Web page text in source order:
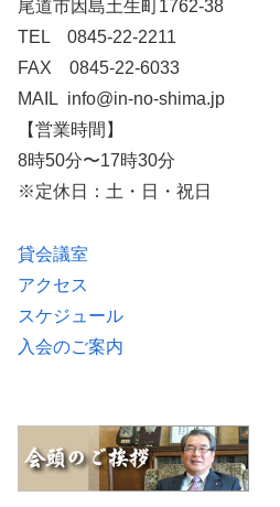
尾道市因島土生町1762-38
TEL 0845-22-2211
FAX 0845-22-6033
MAIL info@in-no-shima.jp
【営業時間】
8時50分〜17時30分
※定休日：土・日・祝日
貸会議室
アクセス
スケジュール
入会のご案内